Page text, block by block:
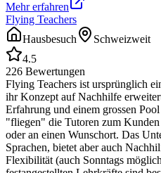
Mehr erfahren
Flying Teachers
Hausbesuch
Schweizweit
4.5
226 Bewertungen
Flying Teachers ist ursprünglich
ihr Konzept auf Nachhilfe
Erfahrung und einem grossen
"fliegen" die Tutoren zum
oder an einen Wunschort. Das
Sprachen, bietet aber auch
Flexibilität (auch Sonntags